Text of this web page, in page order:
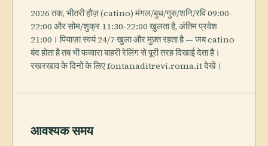
2026 तक, भीतरी हौज़ (catino) मंगल/बुध/गुरु/शनि/रवि 09:00-
22:00 और सोम/शुक्र 11:30-22:00 खुलता है, अंतिम प्रवेश
21:00। पियाज़ा स्वयं 24/7 खुला और मुफ़्त रहता है — जब catino
बंद होता है तब भी फव्वारा बाहरी रेलिंग से पूरी तरह दिखाई देता है।
रखरखाव के दिनों के लिए fontanaditrevi.roma.it देखें।
आवश्यक समय